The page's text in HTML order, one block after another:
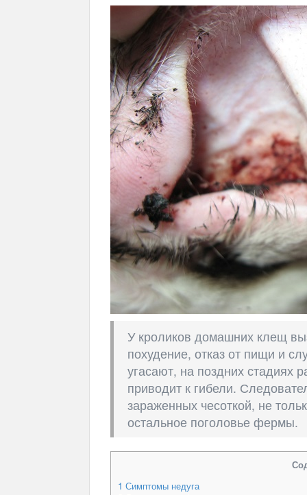
У кроликов домашних клещ
похудение, отказ от пищи и
угасают, на поздних стадиях
приводит к гибели.
зараженных чесоткой, не
остальное поголовье фермы.
1 Симптомы недуга